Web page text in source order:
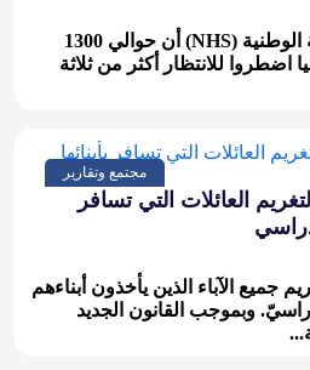
أعلنت هيئة خدمات الصحة الوطنية (NHS) أن حوالي 1300
للانتظار أكثر من ثلاثة
مجتمع وتقارير
العائلات التي تسافر
جميع الآباء الذين يأخذون أبناءهم
وبموجب القانون الجديد